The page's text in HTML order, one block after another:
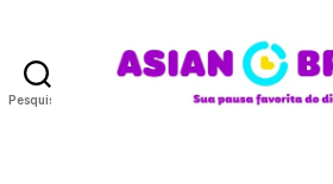
Pesquisar